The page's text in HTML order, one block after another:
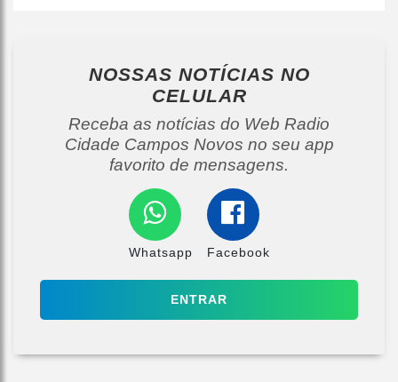
NOSSAS NOTÍCIAS NO
CELULAR
Receba as notícias do Web Radio
Cidade Campos Novos no seu app
favorito de mensagens.
Whatsapp Facebook
ENTRAR